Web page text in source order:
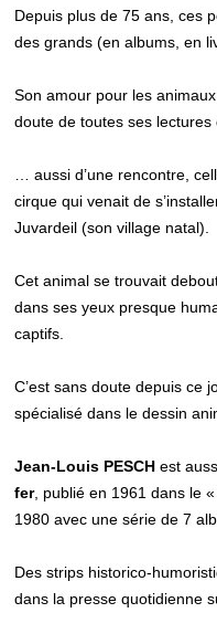
Depuis plus de 75 ans, ces
des grands (en albums, en
Son amour pour les
doute de toutes ses lectures
… aussi d’une rencontre,
cirque qui venait de
Juvardeil (son village natal).
Cet animal se trouvait
dans ses yeux presque
captifs.
C’est sans doute depuis ce
spécialisé dans le dessin
Jean-Louis PESCH est
fer, publié en 1961 dans le
1980 avec une série de 7
Des strips historico-
dans la presse quotidienne